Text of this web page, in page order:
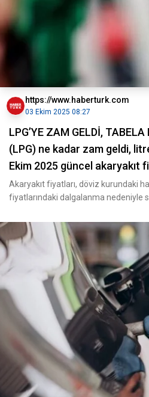
https://www.haberturk.com
03 Ekim 2025 08:27
LPG’YE ZAM GELDİ,
(LPG) ne kadar zam geldi,
Ekim 2025 güncel akaryakıt
Akaryakıt fiyatları, döviz kurundaki
fiyatlarındaki dalgalanma nedeniyle